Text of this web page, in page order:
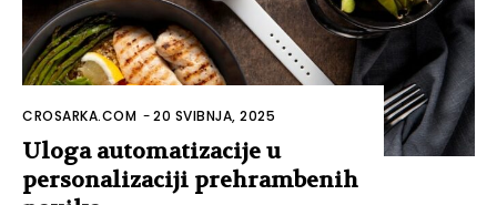
CROSARKA.COM -20 SVIBNJA, 2025
Uloga automatizacije u
personalizaciji prehrambenih